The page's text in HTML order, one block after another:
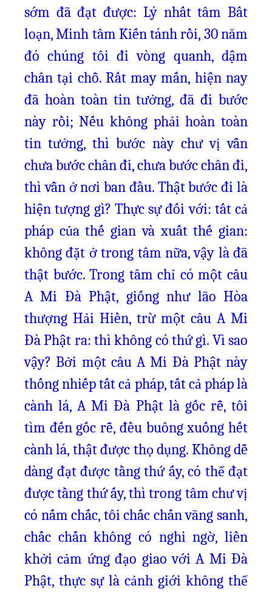
sớm đã đạt được: Lý nhất tâm Bất
loạn, Minh tâm Kiến tánh rồi, 30 năm
đó chúng tôi đi vòng quanh, dậm
chân tại chỗ. Rất may mắn, hiện nay
đã hoàn toàn tin tưởng, đã đi bước
này rồi; Nếu không phải hoàn toàn
tin tưởng, thì bước này chư vị vẫn
chưa bước chân đi, chưa bước chân đi,
thì vẫn ở nơi ban đầu. Thật bước đi là
hiện tượng gì? Thực sự đối với: tất cả
pháp của thế gian và xuất thế gian:
không đặt ở trong tâm nữa, vậy là đã
thật bước. Trong tâm chỉ có một câu
A Mi Đà Phật, giống như lão Hòa
thượng Hải Hiền, trừ một câu A Mi
Đà Phật ra: thì không có thứ gì. Vì sao
vậy? Bởi một câu A Mi Đà Phật này
thống nhiếp tất cả pháp, tất cả pháp là
cành lá, A Mi Đà Phật là gốc rễ, tôi
tìm đến gốc rễ, đều buông xuống hết
cành lá, thật được thọ dụng. Không dễ
dàng đạt được tầng thứ ấy, có thể đạt
được tầng thứ ấy, thì trong tâm chư vị
có nắm chắc, tôi chắc chắn vãng sanh,
chắc chắn không có nghi ngờ, liền
khởi cảm ứng đạo giao với A Mi Đà
Phật, thực sự là cảnh giới không thể